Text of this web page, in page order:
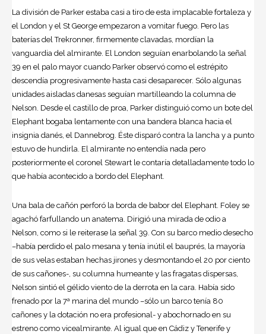
La división de Parker estaba casi a tiro de esta implacable fortaleza y
el London y el St George empezaron a vomitar fuego. Pero las
baterías del Trekronner, firmemente clavadas, mordían la
vanguardia del almirante. El London seguían enarbolando la señal
39 en el palo mayor cuando Parker observó como el estrépito
descendía progresivamente hasta casi desaparecer. Sólo algunas
unidades aisladas danesas seguían martilleando la columna de
Nelson. Desde el castillo de proa, Parker distinguió como un bote del
Elephant bogaba lentamente con una bandera blanca hacia el
insignia danés, el Dannebrog. Éste disparó contra la lancha y a punto
estuvo de hundirla. El almirante no entendía nada pero
posteriormente el coronel Stewart le contaría detalladamente todo lo
que había acontecido a bordo del Elephant.
Una bala de cañón perforó la borda de babor del Elephant. Foley se
agachó farfullando un anatema. Dirigió una mirada de odio a
Nelson, como si le reiterase la señal 39. Con su barco medio desecho
–había perdido el palo mesana y tenía inútil el bauprés, la mayoría
de sus velas estaban hechas jirones y desmontando el 20 por ciento
de sus cañones-, su columna humeante y las fragatas dispersas,
Nelson sintió el gélido viento de la derrota en la cara. Había sido
frenado por la 7ª marina del mundo –sólo un barco tenía 80
cañones y la dotación no era profesional- y abochornado en su
estreno como vicealmirante. Al igual que en Cádiz y Tenerife y